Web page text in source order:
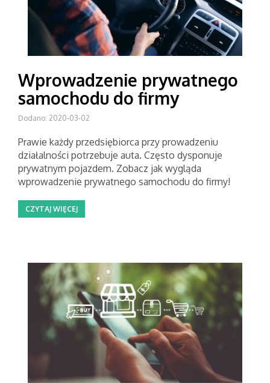
Wprowadzenie prywatnego
samochodu do firmy
Dodano: 2020-03-02
Prawie każdy przedsiębiorca przy prowadzeniu
działalności potrzebuje auta. Często dysponuje
prywatnym pojazdem. Zobacz jak wygląda
wprowadzenie prywatnego samochodu do firmy!
CZYTAJ WIĘCEJ